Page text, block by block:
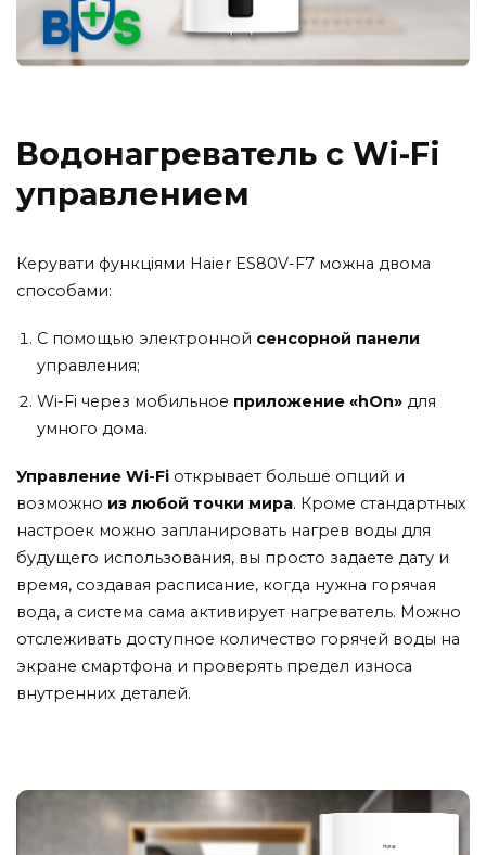
Водонагреватель с Wi-Fi
управлением
Керувати функціями Haier ES80V-F7 можна двома
способами:
С помощью электронной сенсорной панели
управления;
Wi-Fi через мобильное приложение «hOn»для
умного дома.
Управление Wi-Fi открывает больше опций и
возможно из любой точки мира. Кроме стандартных
настроек можно запланировать нагрев воды для
будущего использования, вы просто задаете дату и
время, создавая расписание, когда нужна горячая
вода, а система сама активирует нагреватель. Можно
отслеживать доступное количество горячей воды на
экране смартфона и проверять предел износа
внутренних деталей.